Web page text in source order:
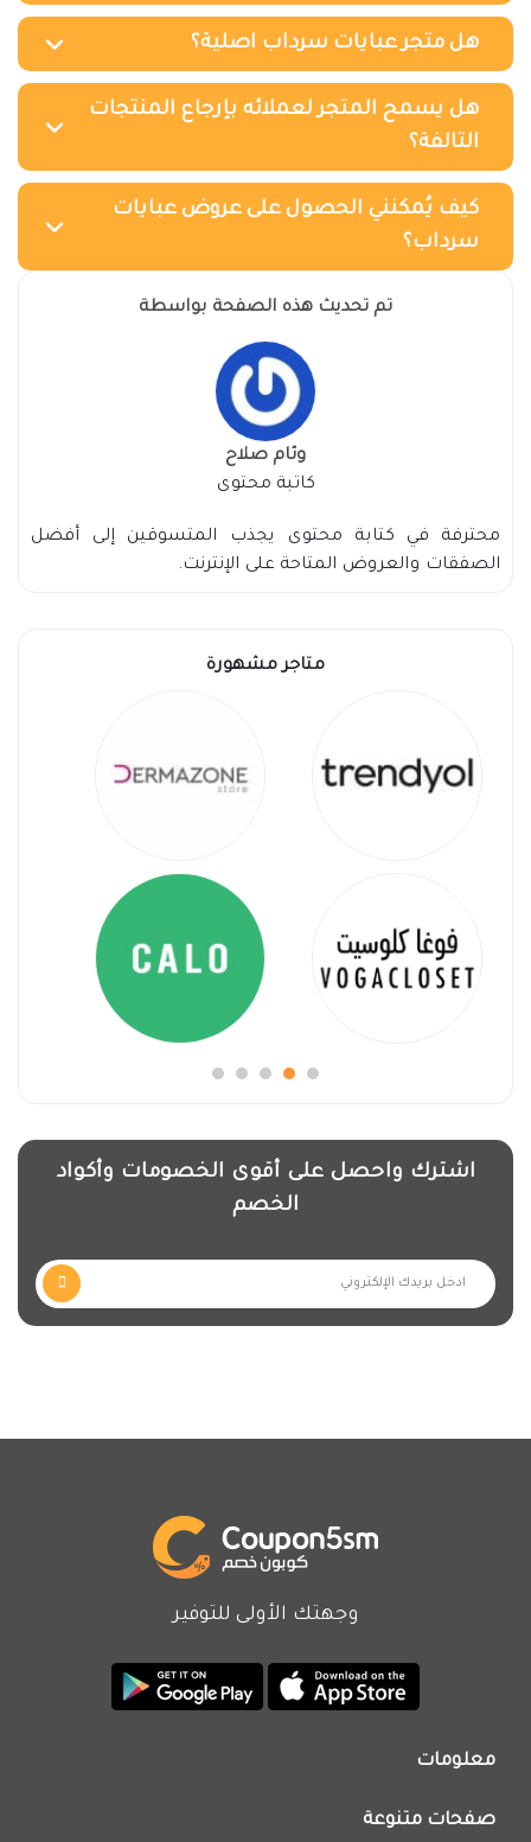
هل متجر عبايات سرداب اصلية؟
هل يسمح المتجر لعملائه بإرجاع المنتجات
التالفة؟
كيف يُمكنني الحصول على عروض عبايات
سرداب؟
تم تحديث هذه الصفحة بواسطة
وئام صلاح
كاتبة محتوى
محترفة في كتابة محتوى يجذب المتسوقين إلى أفضل
الصفقات والعروض المتاحة على الإنترنت.
متاجر مشهورة
اشترك واحصل على أقوى الخصومات وأكواد
الخصم
وجهتك الأولى للتوفير
معلومات
اتصل بنا
صفحات متنوعة